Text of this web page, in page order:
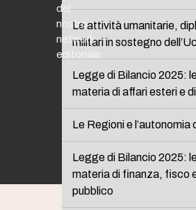
Le attività umanitarie,
militari in sostegno
Legge di Bilancio 2025:
materia di affari esteri e
Le Regioni e
Legge di Bilancio 2025:
materia di finanza, fisco
pubblico
del
nostro
network
editoriale: